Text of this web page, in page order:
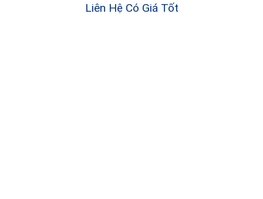
Liên Hệ Có Giá Tốt